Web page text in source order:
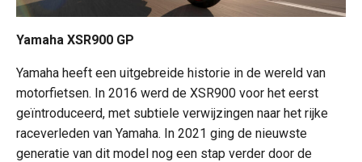
Yamaha XSR900 GP
Yamaha heeft een uitgebreide historie in de wereld van
motorfietsen. In 2016 werd de XSR900 voor het eerst
geïntroduceerd, met subtiele verwijzingen naar het rijke
raceverleden van Yamaha. In 2021 ging de nieuwste
generatie van dit model nog een stap verder door de